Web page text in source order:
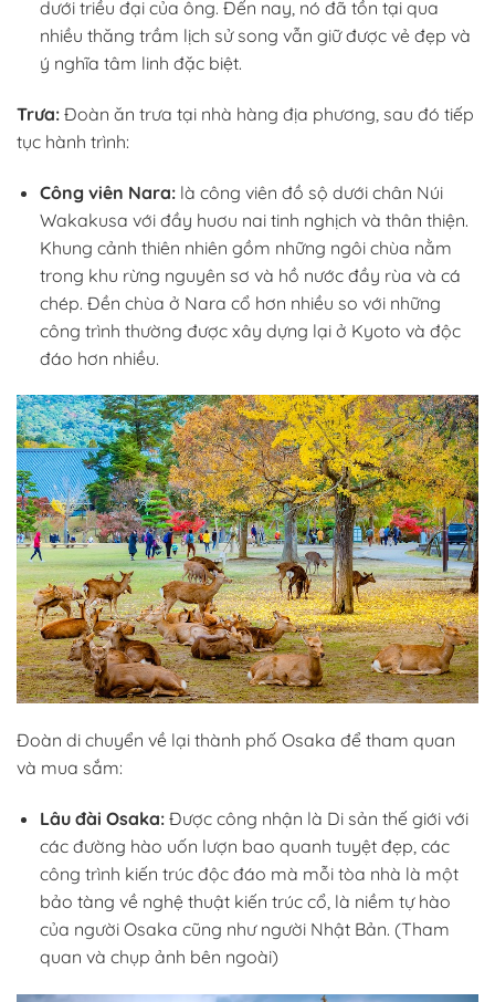
dưới triều đại của ông. Đến nay, nó đã tồn tại qua
nhiều thăng trầm lịch sử song vẫn giữ được vẻ đẹp và
ý nghĩa tâm linh đặc biệt.
Trưa: Đoàn ăn trưa tại nhà hàng địa phương, sau đó tiếp
tục hành trình:
Công viên Nara: là công viên đồ sộ dưới chân Núi
Wakakusa với đầy huơu nai tinh nghịch và thân thiện.
Khung cảnh thiên nhiên gồm những ngôi chùa nằm
trong khu rừng nguyên sơ và hồ nước đầy rùa và cá
chép. Đền chùa ở Nara cổ hơn nhiều so với những
công trình thường được xây dựng lại ở Kyoto và độc
đáo hơn nhiều.
Đoàn di chuyển về lại thành phố Osaka để tham quan
và mua sắm:
Lâu đài Osaka: Được công nhận là Di sản thế giới với
các đường hào uốn lượn bao quanh tuyệt đẹp, các
công trình kiến trúc độc đáo mà mỗi tòa nhà là một
bảo tàng về nghệ thuật kiến trúc cổ, là niềm tự hào
của người Osaka cũng như người Nhật Bản. (Tham
quan và chụp ảnh bên ngoài)